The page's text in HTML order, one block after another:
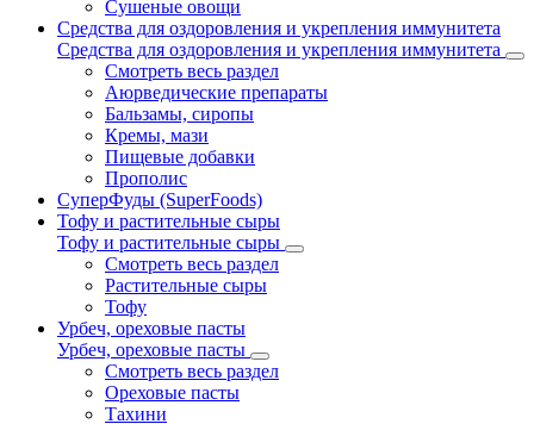
Сушеные овощи
Средства для оздоровления и укрепления иммунитета
Средства для оздоровления и укрепления иммунитета
Смотреть весь раздел
Аюрведические препараты
Бальзамы, сиропы
Кремы, мази
Пищевые добавки
Прополис
СуперФуды (SuperFoods)
Тофу и растительные сыры
Тофу и растительные сыры
Смотреть весь раздел
Растительные сыры
Тофу
Урбеч, ореховые пасты
Урбеч, ореховые пасты
Смотреть весь раздел
Ореховые пасты
Тахини